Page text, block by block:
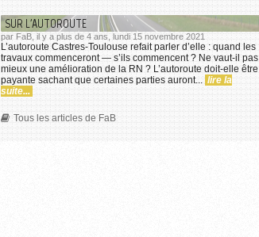
SUR L'AUTOROUTE
par FaB, il y a plus de 4 ans, lundi 15 novembre 2021
L’autoroute Castres-Toulouse refait parler d’elle : quand les
travaux commenceront — s’ils commencent ? Ne vaut-il pas
mieux une amélioration de la RN ? L’autoroute doit-elle être
payante sachant que certaines parties auront... lire la
suite...
Tous les articles de FaB